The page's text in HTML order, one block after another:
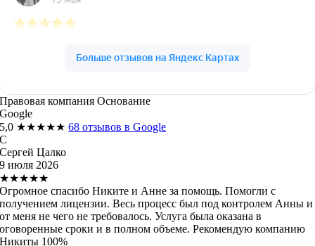
Правовая компания Основание
Google
5,0 ★★★★★68 отзывов в Google
С
Сергей Цалко
9 июля 2026
★★★★★
Огромное спасибо Никите и Анне за помощь. Помогли с
получением лицензии. Весь процесс был под контролем Анны и
от меня не чего не требовалось. Услуга была оказана в
оговоренные сроки и в полном объеме. Рекомендую компанию
Никиты 100%